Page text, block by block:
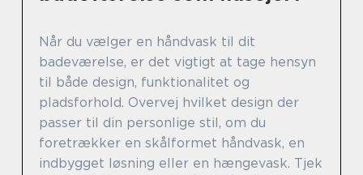
Når du vælger en håndvask til dit
badeværelse, er det vigtigt at tage hensyn
til både design, funktionalitet og
pladsforhold. Overvej hvilket design der
passer til din personlige stil, om du
foretrækker en skålformet håndvask, en
indbygget løsning eller en hængevask. Tjek